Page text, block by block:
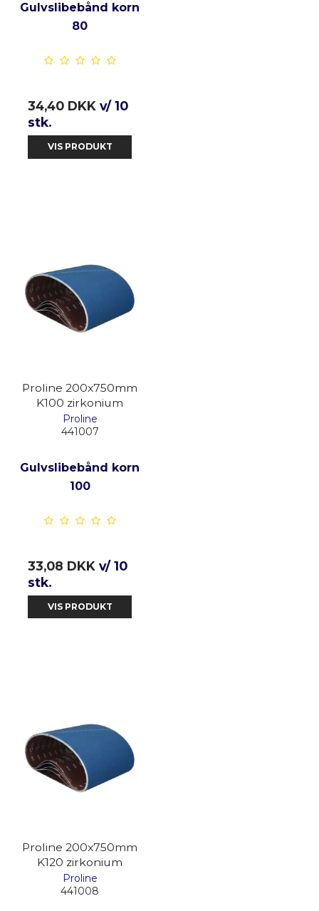
Gulvslibebånd korn
80
34,40 DKK v/ 10
stk.
VIS PRODUKT
Proline 200x750mm
K100 zirkonium
Proline
441007
Gulvslibebånd korn
100
33,08 DKK v/ 10
stk.
VIS PRODUKT
Proline 200x750mm
K120 zirkonium
Proline
441008